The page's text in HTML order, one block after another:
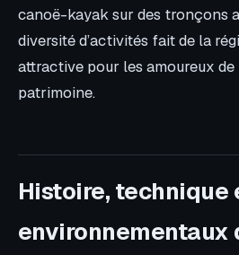
canoë-kayak sur des tronçons
diversité d’activités fait de la
attractive pour les amoureux
patrimoine.
Histoire, technique
environnementaux